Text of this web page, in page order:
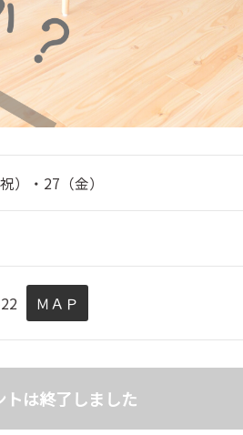
）・27（金）
ＭＡＰ
トは終了しました